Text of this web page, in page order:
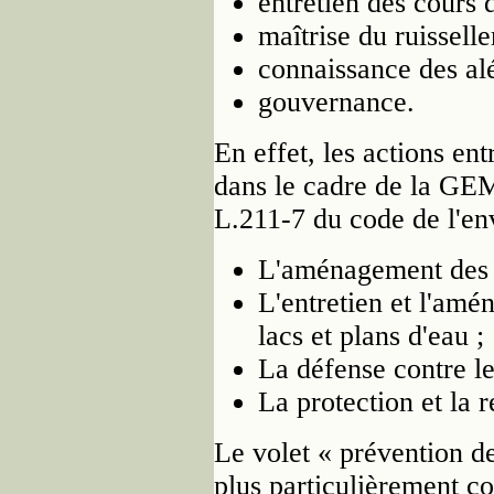
maîtrise du
connaissance des
gouvernance.
En effet, les actions
dans le cadre de la
L.211-7 du code de
L'aménagement
L'entretien et
lacs et plans d'eau ;
La défense contre
La protection et la
Le volet « prévention
plus particulièrement